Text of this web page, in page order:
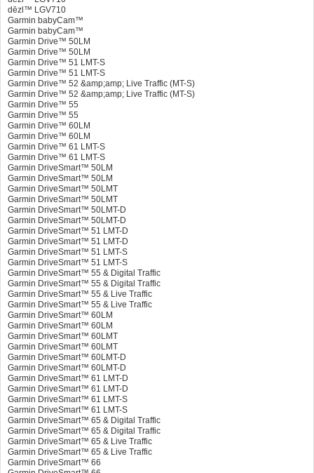
dēzl™ LGV710
Garmin babyCam™
Garmin babyCam™
Garmin Drive™ 50LM
Garmin Drive™ 50LM
Garmin Drive™ 51 LMT-S
Garmin Drive™ 51 LMT-S
Garmin Drive™ 52 &amp;amp; Live Traffic (MT-S)
Garmin Drive™ 52 &amp;amp; Live Traffic (MT-S)
Garmin Drive™ 55
Garmin Drive™ 55
Garmin Drive™ 60LM
Garmin Drive™ 60LM
Garmin Drive™ 61 LMT-S
Garmin Drive™ 61 LMT-S
Garmin DriveSmart™ 50LM
Garmin DriveSmart™ 50LM
Garmin DriveSmart™ 50LMT
Garmin DriveSmart™ 50LMT
Garmin DriveSmart™ 50LMT-D
Garmin DriveSmart™ 50LMT-D
Garmin DriveSmart™ 51 LMT-D
Garmin DriveSmart™ 51 LMT-D
Garmin DriveSmart™ 51 LMT-S
Garmin DriveSmart™ 51 LMT-S
Garmin DriveSmart™ 55 & Digital Traffic
Garmin DriveSmart™ 55 & Digital Traffic
Garmin DriveSmart™ 55 & Live Traffic
Garmin DriveSmart™ 55 & Live Traffic
Garmin DriveSmart™ 60LM
Garmin DriveSmart™ 60LM
Garmin DriveSmart™ 60LMT
Garmin DriveSmart™ 60LMT
Garmin DriveSmart™ 60LMT-D
Garmin DriveSmart™ 60LMT-D
Garmin DriveSmart™ 61 LMT-D
Garmin DriveSmart™ 61 LMT-D
Garmin DriveSmart™ 61 LMT-S
Garmin DriveSmart™ 61 LMT-S
Garmin DriveSmart™ 65 & Digital Traffic
Garmin DriveSmart™ 65 & Digital Traffic
Garmin DriveSmart™ 65 & Live Traffic
Garmin DriveSmart™ 65 & Live Traffic
Garmin DriveSmart™ 66